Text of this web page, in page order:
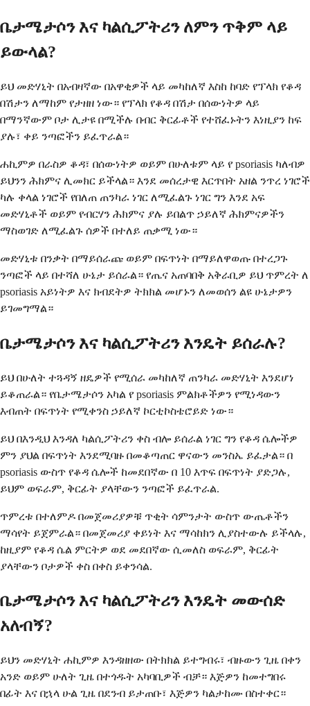
ቤታሜታሶን እና ካልሲፖትሪን ለምን ጥቅም ላይ
ይውላል?
ይህ መድሃኒት በአብዛኛው በአዋቂዎች ላይ መካከለኛ እስከ ከባድ የፕላክ የቆዳ
በሽታን ለማከም የታዘዘ ነው። የፕላክ የቆዳ በሽታ በሰውነትዎ ላይ
በማንኛውም ቦታ ሊታዩ በሚችሉ በብር ቅርፊቶች የተሸፈኑትን እነዚያን ከፍ
ያሉ፣ ቀይ ንጣፎችን ይፈጥራል።
ሐኪምዎ በራስዎ ቆዳ፣ በሰውነትዎ ወይም በሁለቱም ላይ የ psoriasis ካለብዎ
ይህንን ሕክምና ሊመክር ይችላል። እንደ መሰረታዊ እርጥበት አዘል ንጥረ ነገሮች
ካሉ ቀላል ነገሮች የበለጠ ጠንካራ ነገር ለሚፈልጉ ነገር ግን እንደ አፍ
መድሃኒቶች ወይም የብርሃን ሕክምና ያሉ ይበልጥ ኃይለኛ ሕክምናዎችን
ማስወገድ ለሚፈልጉ ሰዎች በተለይ ጠቃሚ ነው።
መድሃኒቱ በንቃት በማይሰራጩ ወይም በፍጥነት በማይለዋወጡ በተረጋጉ
ንጣፎች ላይ በተሻለ ሁኔታ ይሰራል። የጤና አጠባበቅ አቅራቢዎ ይህ ጥምረት ለ
psoriasis አይነትዎ እና ክብደትዎ ትክክል መሆኑን ለመወሰን ልዩ ሁኔታዎን
ይገመግማል።
ቤታሜታሶን እና ካልሲፖትሪን እንዴት ይሰራሉ?
ይህ በሁለት ተጓዳኝ ዘዴዎች የሚሰራ መካከለኛ ጠንካራ መድሃኒት እንደሆነ
ይቆጠራል። የቤታሜታሶን አካል የ psoriasis ምልክቶችዎን የሚነዳውን
እብጠት በፍጥነት የሚቀንስ ኃይለኛ ኮርቲኮስቴሮይድ ነው።
ይህ በእንዲህ እንዳለ ካልሲፖትሪን ቀስ ብሎ ይሰራል ነገር ግን የቆዳ ሴሎችዎ
ምን ያህል በፍጥነት እንደሚባዙ በመቆጣጠር ዋናውን መንስኤ ይፈታል። በ
psoriasis ውስጥ የቆዳ ሴሎች ከመደበኛው በ 10 እጥፍ በፍጥነት ያድጋሉ,
ይህም ወፍራም, ቅርፊት ያላቸውን ንጣፎች ይፈጥራል.
ጥምረቱ በተለምዶ በመጀመሪያዎቹ ጥቂት ሳምንታት ውስጥ ውጤቶችን
ማሳየት ይጀምራል። በመጀመሪያ ቀይነት እና ማሳከክን ሊያስተውሉ ይችላሉ,
ከዚያም የቆዳ ሴል ምርትዎ ወደ መደበኛው ሲመለስ ወፍራም, ቅርፊት
ያላቸውን ቦታዎች ቀስ በቀስ ይቀንሳል.
ቤታሜታሶን እና ካልሲፖትሪን እንዴት መውሰድ
አለብኝ?
ይህን መድሃኒት ሐኪምዎ እንዳዘዘው በትክክል ይተግብሩ፣ ብዙውን ጊዜ በቀን
አንድ ወይም ሁለት ጊዜ በተጎዱት አካባቢዎች ብቻ። እጅዎን ከመተግበሩ
በፊት እና በኋላ ሁል ጊዜ በደንብ ይታጠቡ፣ እጅዎን ካልታከሙ በስተቀር።